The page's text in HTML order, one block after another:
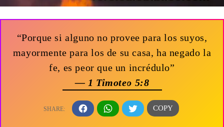
“Porque si alguno no provee para los suyos,
mayormente para los de su casa, ha negado la
fe, es peor que un incrédulo”
— 1 Timoteo 5:8